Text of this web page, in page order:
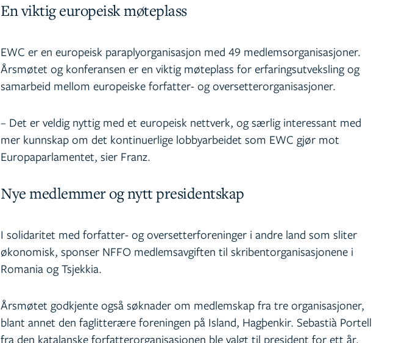
En viktig europeisk møteplass
EWC er en europeisk paraplyorganisasjon med 49 medlemsorganisasjoner.
Årsmøtet og konferansen er en viktig møteplass for erfaringsutveksling og
samarbeid mellom europeiske forfatter- og oversetterorganisasjoner.
– Det er veldig nyttig med et europeisk nettverk, og særlig interessant med
mer kunnskap om det kontinuerlige lobbyarbeidet som EWC gjør mot
Europaparlamentet, sier Franz.
Nye medlemmer og nytt presidentskap
I solidaritet med forfatter- og oversetterforeninger i andre land som sliter
økonomisk, sponser NFFO medlemsavgiften til skribentorganisasjonene i
Romania og Tsjekkia.
Årsmøtet godkjente også søknader om medlemskap fra tre organisasjoner,
blant annet den faglitterære foreningen på Island, Hagþenkir. Sebastià Portell
fra den katalanske forfatterorganisasjonen ble valgt til president for ett år.